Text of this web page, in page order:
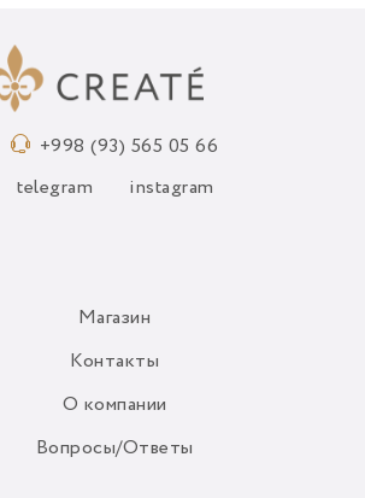
+998 (93) 565 05 66
telegram instagram
Магазин
Контакты
О компании
Вопросы/Ответы